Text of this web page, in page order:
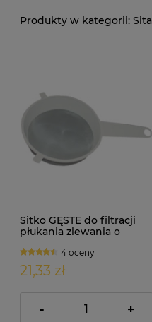
Sita
Sitko GĘSTE do filtracji
płukania zlewania o
4 oceny
21,33 zł
- +